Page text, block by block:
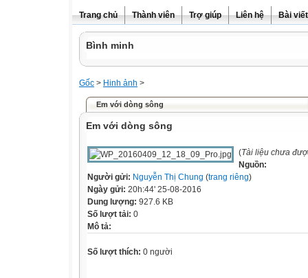
Trang chủ Thành viên Trợ giúp Liên hệ Bài viết
Bình minh
Gốc > Hinh ảnh >
Em với dòng sông
Em với dòng sông
(Tài liệu chưa
Nguồn:
Người gửi: Nguyễn Thị Chung (trang riêng)
Ngày gửi: 20h:44' 25-08-2016
Dung lượng: 927.6 KB
Số lượt tải: 0
Mô tả:
Số lượt thích: 0 người